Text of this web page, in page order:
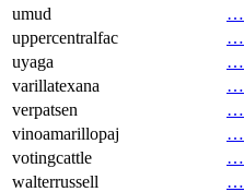
umud
…
uppercentralfac
…
uyaga
…
varillatexana
…
verpatsen
…
vinoamarillopaj
…
votingcattle
…
walterrussell
…